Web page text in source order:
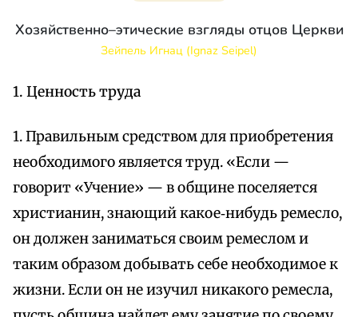
Хозяйственно–этические взгляды отцов Церкви
Зейпель Игнац (Ignaz Seipel)
1. Ценность труда
1. Правильным средством для приобретения
необходимого является труд. «Если —
говорит «Учение» — в общине поселяется
христианин, знающий какое‑нибудь ремесло,
он должен заниматься своим ремеслом и
таким образом добывать себе необходимое к
жизни. Если он не изучил никакого ремесла,